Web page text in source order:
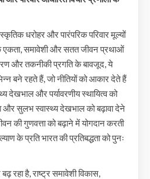
धरोहर और पारंपरिक परिवार मूल्यों
एकता, समावेशी और सतत जीवन प्रथाओं
और तकनीकी प्रगति के बावजूद, ये
बने रहते हैं, जो नीतियों को आकार देते हैं
देखभाल और पर्यावरणीय स्थायित्व को
और सुलभ स्वास्थ्य देखभाल को बढ़ावा देने
की गुणवत्ता को बढ़ाने में योगदान करती
के प्रति भारत की प्रतिबद्धता को पुनः
है, राष्ट्र समावेशी विकास,